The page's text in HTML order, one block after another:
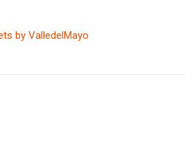
by ValledelMayo